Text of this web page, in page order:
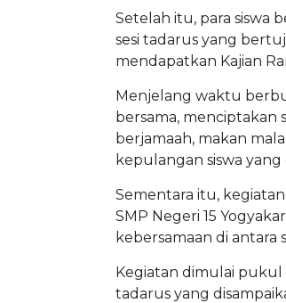
Setelah itu, para siswa
sesi tadarus yang
mendapatkan Kajian
Menjelang waktu
bersama, menciptakan
berjamaah, makan
kepulangan siswa
Sementara itu, kegiatan
SMP Negeri 15
kebersamaan di antara
Kegiatan dimulai pukul
tadarus yang